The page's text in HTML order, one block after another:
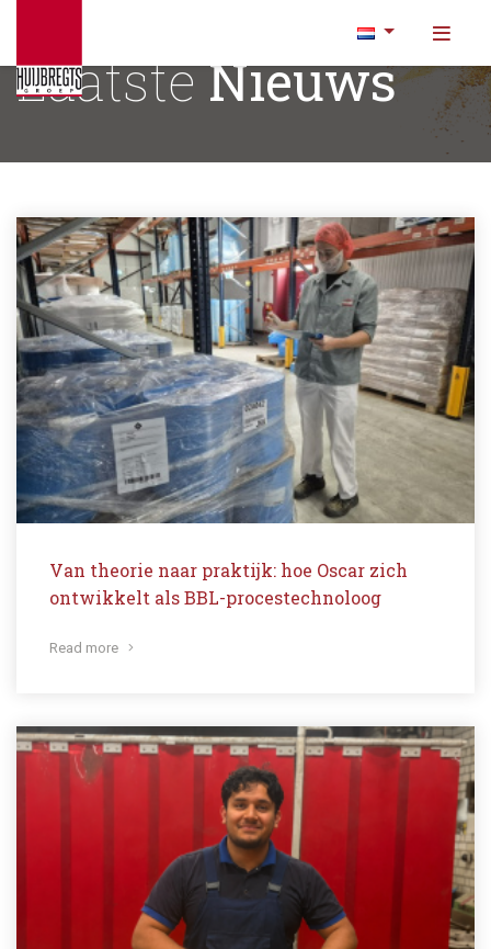
LaatsteNieuws
Van theorie naar praktijk: hoe Oscar zich
ontwikkelt als BBL-procestechnoloog
Read more